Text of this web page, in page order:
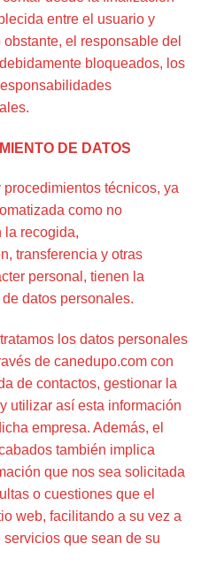
entre el usuario y
el responsable del
bloqueados, los
DE DATOS
técnicos, ya
como no
la recogida,
transferencia y otras
personal, tienen la
datos personales.
los datos personales
de canedupo.com con
de contactos, gestionar la
utilizar así esta información
empresa. Además, el
también implica
que nos sea solicitada
o cuestiones que el
web, facilitando a su vez a
servicios que sean de su